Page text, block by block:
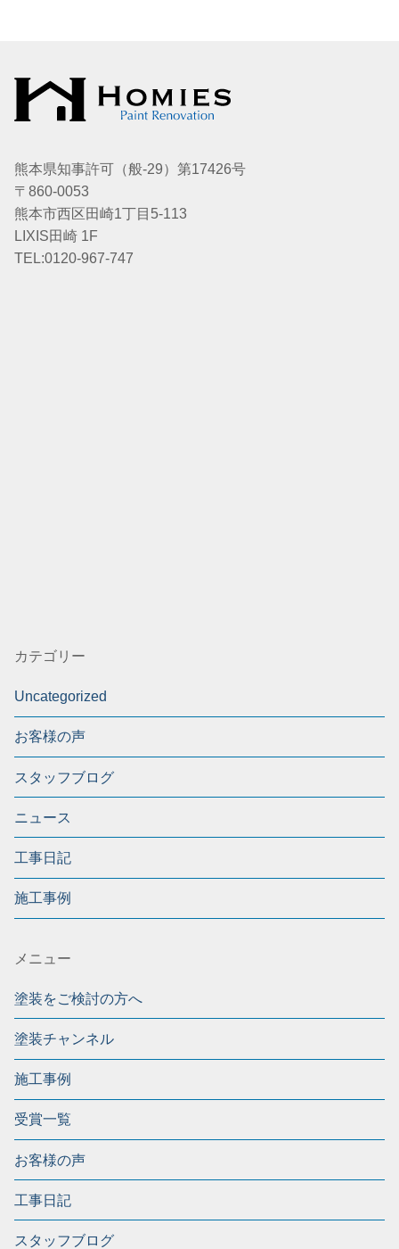
熊本県知事許可（般-29）第17426号
〒860-0053
熊本市西区田崎1丁目5-113
LIXIS田崎 1F
TEL:0120-967-747
カテゴリー
Uncategorized
お客様の声
スタッフブログ
ニュース
工事日記
施工事例
メニュー
塗装をご検討の方へ
塗装チャンネル
施工事例
受賞一覧
お客様の声
工事日記
スタッフブログ